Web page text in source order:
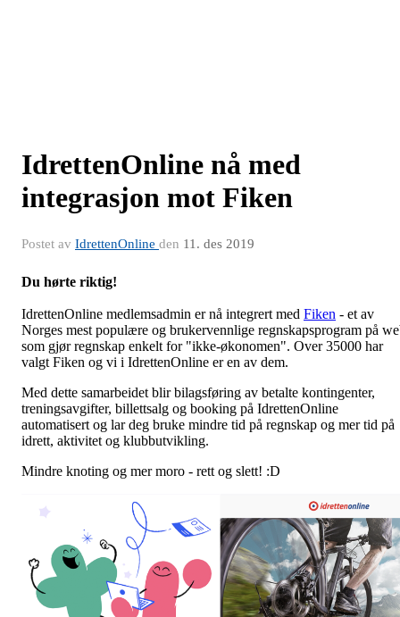
IdrettenOnline nå med
integrasjon mot Fiken
Postet av IdrettenOnline den 11. des 2019
Du hørte riktig!
IdrettenOnline medlemsadmin er nå integrert med Fiken - et av
Norges mest populære og brukervennlige regnskapsprogram på
som gjør regnskap enkelt for "ikke-økonomen". Over 35000 har
valgt Fiken og vi i IdrettenOnline er en av dem.
Med dette samarbeidet blir bilagsføring av betalte kontingenter,
treningsavgifter, billettsalg og booking på IdrettenOnline
automatisert og lar deg bruke mindre tid på regnskap og mer tid på
idrett, aktivitet og klubbutvikling.
Mindre knoting og mer moro - rett og slett! :D